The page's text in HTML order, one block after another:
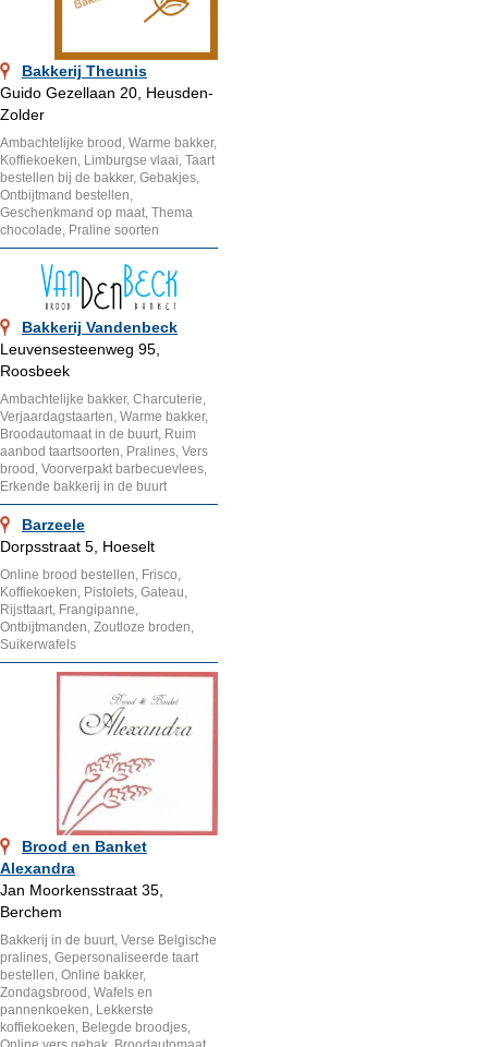
Bakkerij Theunis
Guido Gezellaan 20, Heusden-
Zolder
Ambachtelijke brood, Warme bakker,
Koffiekoeken, Limburgse vlaai, Taart
bestellen bij de bakker, Gebakjes,
Ontbijtmand bestellen,
Geschenkmand op maat, Thema
chocolade, Praline soorten
Bakkerij Vandenbeck
Leuvensesteenweg 95,
Roosbeek
Ambachtelijke bakker, Charcuterie,
Verjaardagstaarten, Warme bakker,
Broodautomaat in de buurt, Ruim
aanbod taartsoorten, Pralines, Vers
brood, Voorverpakt barbecuevlees,
Erkende bakkerij in de buurt
Barzeele
Dorpsstraat 5, Hoeselt
Online brood bestellen, Frisco,
Koffiekoeken, Pistolets, Gateau,
Rijsttaart, Frangipanne,
Ontbijtmanden, Zoutloze broden,
Suikerwafels
Brood en Banket
Alexandra
Jan Moorkensstraat 35,
Berchem
Bakkerij in de buurt, Verse Belgische
pralines, Gepersonaliseerde taart
bestellen, Online bakker,
Zondagsbrood, Wafels en
pannenkoeken, Lekkerste
koffiekoeken, Belegde broodjes,